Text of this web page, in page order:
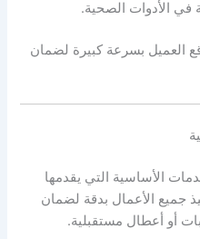
في الأدوات الصحية.
العميل بسرعة كبيرة لضمان
الأساسية التي يقدمها
جميع الأعمال بدقة لضمان
أو أعطال مستقبلية.